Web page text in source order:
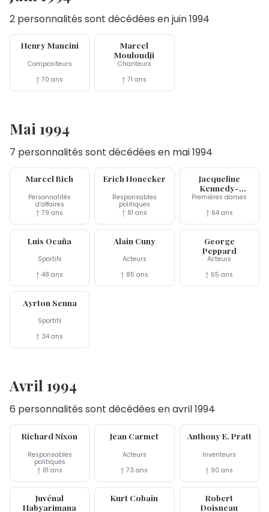
2 personnalités sont décédées en juin 1994
14 jun
Henry Mancini
Compositeurs
† 70 ans
Marcel
Mouloudji
Chanteurs
† 71 ans
Mai 1994
7 personnalités sont décédées en mai 1994
30 mai
Marcel Bich
Personnalités
d’affaires
† 79 ans
Erich Honecker
Responsables
politiques
† 81 ans
Jacqueline
Kennedy-
Onassis
Premières dames
† 64 ans
19 mai
Luis Ocaña
Sportifs
† 48 ans
17 mai
Alain Cuny
Acteurs
† 85 ans
8 mai
George
Peppard
Acteurs
† 65 ans
1er mai
Ayrton Senna
Sportifs
† 34 ans
Avril 1994
6 personnalités sont décédées en avril 1994
22 avr
Richard Nixon
Responsables
politiques
† 81 ans
Jean Carmet
Acteurs
† 73 ans
Anthony E. Pratt
Inventeurs
† 90 ans
6 avr
Juvénal
Habyarimana
5 avr
Kurt Cobain
1er avr
Robert
Doisneau